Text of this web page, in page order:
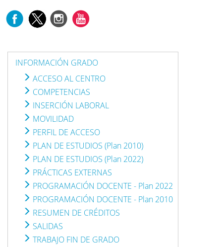
INFORMACIÓN GRADO
ACCESO AL CENTRO
COMPETENCIAS
INSERCIÓN LABORAL
MOVILIDAD
PERFIL DE ACCESO
PLAN DE ESTUDIOS (Plan 2010)
PLAN DE ESTUDIOS (Plan 2022)
PRÁCTICAS EXTERNAS
PROGRAMACIÓN DOCENTE - Plan 2022
PROGRAMACIÓN DOCENTE - Plan 2010
RESUMEN DE CRÉDITOS
SALIDAS
TRABAJO FIN DE GRADO